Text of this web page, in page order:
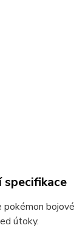
pokémon
útoky.